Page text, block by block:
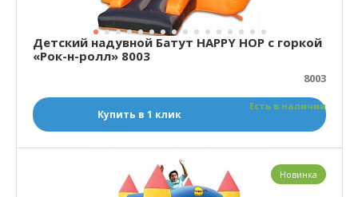
Детский надувной Батут HAPPY HOP с горкой
«Рок-н-ролл» 8003
8003
Есть в наличии
Купить в 1 клик
Новинка